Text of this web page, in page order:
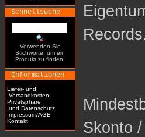
Schnellsuche
Verwenden Sie
Stichworte, um ein
Produkt zu finden.
Informationen
Liefer- und
Versandkosten
Privatsphäre
und Datenschutz
Impressum/AGB
Kontakt
Records.
Skonto